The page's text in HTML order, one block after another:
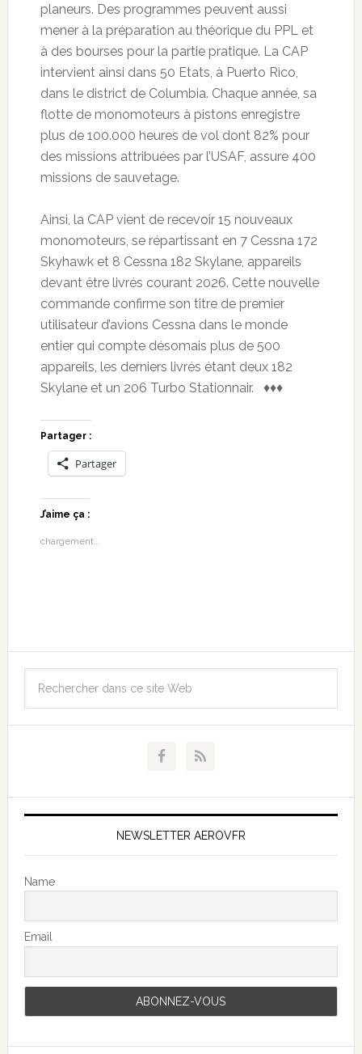
planeurs. Des programmes peuvent aussi
mener à la préparation au théorique du PPL et
à des bourses pour la partie pratique. La CAP
intervient ainsi dans 50 Etats, à Puerto Rico,
dans le district de Columbia. Chaque année, sa
flotte de monomoteurs à pistons enregistre
plus de 100.000 heures de vol dont 82% pour
des missions attribuées par l’USAF, assure 400
missions de sauvetage.
Ainsi, la CAP vient de recevoir 15 nouveaux
monomoteurs, se répartissant en 7 Cessna 172
Skyhawk et 8 Cessna 182 Skylane, appareils
devant être livrés courant 2026. Cette nouvelle
commande confirme son titre de premier
utilisateur d’avions Cessna dans le monde
entier qui compte désomais plus de 500
appareils, les derniers livrés étant deux 182
Skylane et un 206 Turbo Stationnair. ♦♦♦
Partager :
Partager
J’aime ça :
chargement…
NEWSLETTER AEROVFR
Name
Email